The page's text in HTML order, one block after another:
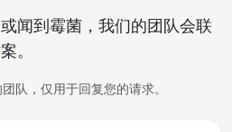
闻到霉菌，我们的团队会联
。
队，仅用于回复您的请求。